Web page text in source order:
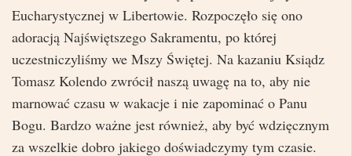
Eucharystycznej w Libertowie. Rozpoczęło się ono
adoracją Najświętszego Sakramentu, po której
uczestniczyliśmy we Mszy Świętej. Na kazaniu Ksiądz
Tomasz Kolendo zwrócił naszą uwagę na to, aby nie
marnować czasu w wakacje i nie zapominać o Panu
Bogu. Bardzo ważne jest również, aby być wdzięcznym
za wszelkie dobro jakiego doświadczymy tym czasie.